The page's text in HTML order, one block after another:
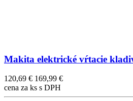
Makita elektrické vŕtacie
120,69 € 169,99 €
cena za ks s DPH